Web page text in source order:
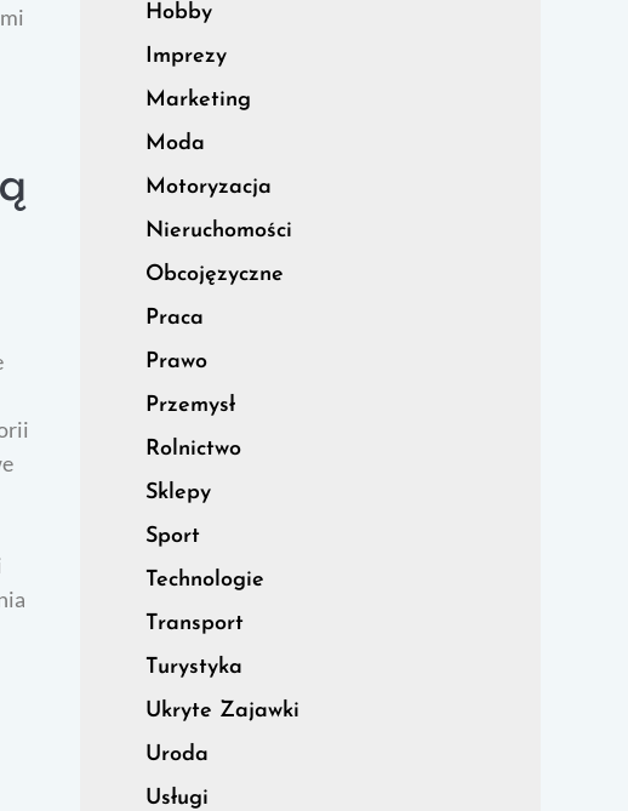
Hobby
Imprezy
Marketing
Moda
Motoryzacja
Nieruchomości
Obcojęzyczne
Praca
Prawo
Przemysł
Rolnictwo
Sklepy
Sport
Technologie
Transport
Turystyka
Ukryte Zajawki
Uroda
Usługi